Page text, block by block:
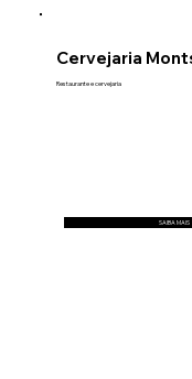
Cervejaria
Restaurante e cervejaria
SAIBA MAIS